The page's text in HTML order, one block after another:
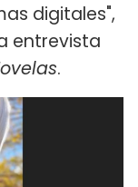
digitales",
entrevista
.